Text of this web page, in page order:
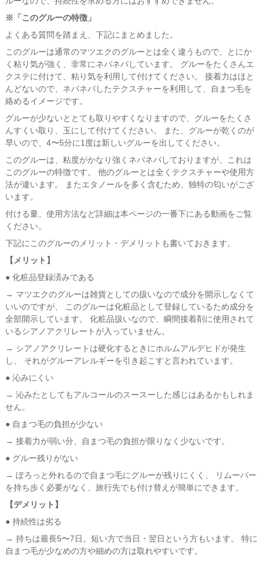
※「このグルーの特徴」
よくある質問を踏まえ、下記にまとめました。
このグルーは通常のマツエクのグルーとは全く違うもので、とにか
く粘り気が強く、非常にネバネバしています。 グルーをたくさんエ
クステに付けて、粘り気を利用して付けてください。 接着力はほと
んどないので、ネバネバしたテクスチャーを利用して、自まつ毛を
絡めるイメージです。
グルーが少ないととても取りやすくなりますので、グルーをたくさ
んすくい取り、玉にして付けてください。 また、グルーが乾くのが
早いので、4〜5分に1度は新しいグルーを出してください。
このグルーは、粘度がかなり強くネバネバしておりますが、これは
このグルーの特徴です。 他のグルーとは全くテクスチャーや使用方
法が違います。 またエタノールを多く含むため、独特の匂いがござ
います。
付ける量、使用方法など詳細は本ページの一番下にある動画をご覧
ください。
下記にこのグルーのメリット・デメリットも書いておきます。
【メリット】
● 化粧品登録済みである
→ マツエクのグルーは雑貨としての扱いなので成分を開示しなくて
いいのですが、 このグルーは化粧品として登録しているため成分を
全部開示しています。 化粧品扱いなので、瞬間接着剤に使用されて
いるシアノアクリレートが入っていません。
→ シアノアクリレートは硬化するときにホルムアルデヒドが発生
し、 それがグルーアレルギーを引き起こすと言われています。
● 沁みにくい
→ 沁みたとしてもアルコールのスースーした感じはあるかもしれま
せん。
● 自まつ毛の負担が少ない
→ 接着力が弱い分、自まつ毛の負担が限りなく少ないです。
● グルー残りがない
→ ぽろっと外れるので自まつ毛にグルーが残りにくく、 リムーバー
を持ち歩く必要がなく、旅行先でも付け替えが簡単にできます。
【デメリット】
● 持続性は劣る
→ 持ちは最長5〜7日。短い方で当日・翌日という方もいます。 特に
自まつ毛が少なめの方や細めの方は取れやすいです。